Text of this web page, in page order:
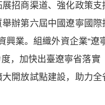
招商渠道、強化政策支
辦第六屆中國遼寧國際
興業。組織外資企業“遼
，加快出臺遼寧省落實
開放試點建設，助力全